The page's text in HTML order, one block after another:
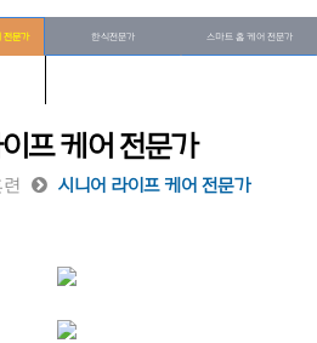
전문가 한식전문가 스마트 홈 케어 전문가
프 케어 전문가
시니어 라이프 케어 전문가